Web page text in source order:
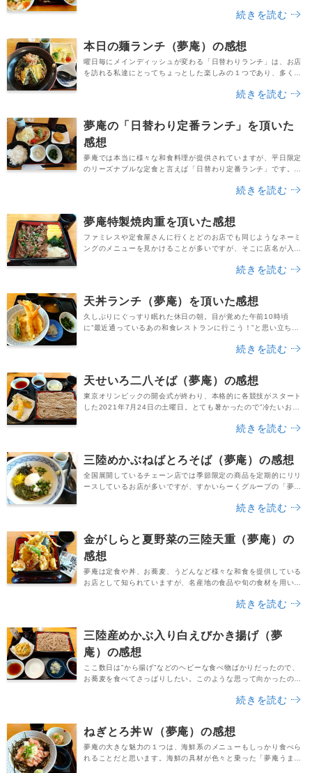
席に案内された際、スタッフさんへ「ランチはまだ注文できます
とても美味しそうな料理の写真がずらりと掲載されてい...
続きを読む
本日の麺ランチ（夢庵）の感想
曜日毎にメインディッシュが変わる「日替わりランチ」は、お店
を訪れる私達にとってちょっとした楽しみの１つであり、多くの
的な日替わりランチだけでなく、主食が麺類の「本日の麺ラン
ンチ」が販売されていました。～夢庵の「本日の麺ラン...
続きを読む
夢庵の「日替わり定番ランチ」を頂いた
感想
夢庵では本当に様々な和食料理が提供されていますが、平日限定
のリーズナブルな定食と言えば「日替わり定番ランチ」です。価
のおひたし等の小鉢も付いています。またご飯の大盛りは無料
～日替わり定番ランチのメニュー内容～○月・木 ...
続きを読む
夢庵特製焼肉重を頂いた感想
ファミレスや定食屋さんに行くとどのお店でも同じようなネーミ
ングのメニューを見かけることが多いですが、そこに店名が入っ
す。和食レストラン夢庵のグランドメニューの１つである「夢庵
か・・・！？焼肉がお好きな方であれば、きっと興味が湧い...
続きを読む
天丼ランチ（夢庵）を頂いた感想
久しぶりにぐっすり眠れた休日の朝。目が覚めた午前10時頃
に”最近通っているあの和食レストランに行こう！”と思い立ち、
ランチタイムの早めの時間帯だったため、お店は空いていまし
鶏の唐揚げランチ（税込659円）・天せいろうどんラ...
続きを読む
天せいろ二八そば（夢庵）の感想
東京オリンピックの開会式が終わり、本格的に各競技がスタート
した2021年7月24日の土曜日。とても暑かったので”冷たいお蕎
の和食レストラン「夢庵」でした。到着したのは朝10時過ぎで
ずらりと掲載されています。〇三陸めかぶねばと...
続きを読む
三陸めかぶねばとろそば（夢庵）の感想
全国展開しているチェーン店では季節限定の商品を定期的にリリ
ースしているお店が多いですが、すかいらーくグループの「夢
～ 東北・三陸応援」です。夢庵の公式サイトでは大々的に公開さ
どが入った「三陸みちのく重」、むつ湾産のホタテなど...
続きを読む
金がしらと夏野菜の三陸天重（夢庵）の
感想
夢庵は定食や丼、お蕎麦、うどんなど様々な和食を提供している
お店として知られていますが、名産地の食品や旬の食材を用い
でしょうか。旬の食材を使った料理は、その時期にしか食べられ
がってきますよね。夢庵で提供されていた「金がしらと...
続きを読む
三陸産めかぶ入り白えびかき揚げ（夢
庵）の感想
ここ数日は”から揚げ”などのヘビーな食べ物ばかりだったので、
お蕎麦を食べてさっぱりしたい。このような思って向かったの
ニューが豊富ですし、ねぎとろ丼や夢庵うまか丼など、海鮮系の
時期だったせいか、店内はだいぶ空いていました。席に着...
続きを読む
ねぎとろ丼Ｗ（夢庵）の感想
夢庵の大きな魅力の１つは、海鮮系のメニューもしっかり食べら
れることだと思います。海鮮の具材が色々と乗った「夢庵うまか